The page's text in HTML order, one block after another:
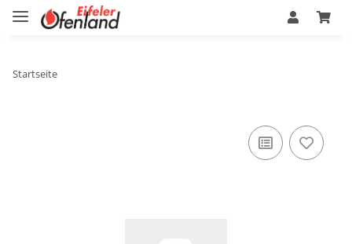
Startseite